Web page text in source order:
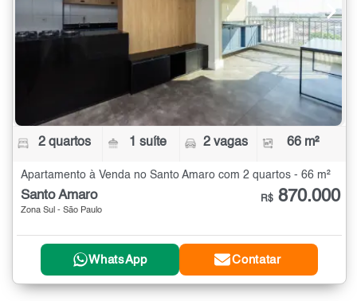
2 quartos 1 suíte 2 vagas 66 m²
Apartamento à Venda no Santo Amaro com 2 quartos - 66 m²
Santo Amaro
Zona Sul - São Paulo
R$ 870.000
WhatsApp Contatar